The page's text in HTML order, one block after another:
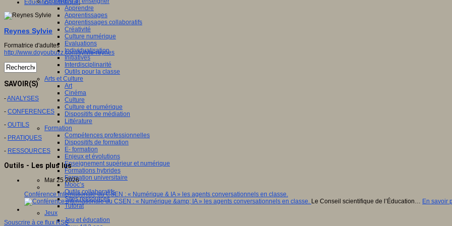
Apprendre
Apprentissages
Apprentissages collaboratifs
Créativité
Culture numérique
Evaluations
Individualisation
Initiatives
Interdisciplinarité
Outils pour la classe
Arts et Culture
Art
Cinéma
Culture
Culture et numérique
Dispositifs de médiation
Littérature
Formation
Compétences professionnelles
Dispositifs de formation
E- formation
Enjeux et évolutions
Enseignement supérieur et numérique
Formations hybrides
Formation universitaire
Mooc’s
Outils collaboratifs
Sites ressources
Tutorat
Jeux
Jeu et éducation
Education artistique,
Reynes Sylvie
Formatrice d'adultes
http://www.doyoubuzz.com/sylvie-reynes
SAVOIR(S)
-ANALYSES
- CONFERENCES
- OUTILS
- PRATIQUES
- RESSOURCES
Outils - Les plus lus
Mar 25 2026
Conférence internationale du CSEN : « Numérique & IA » les agents conversationnels en classe.
Le Conseil scientifique de l’Éducation… En savoir
Souscrire à ce flux RSS